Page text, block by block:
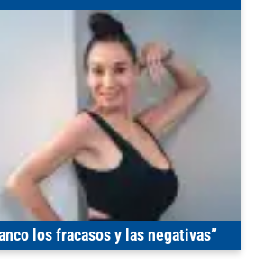
los fracasos y las negativas”